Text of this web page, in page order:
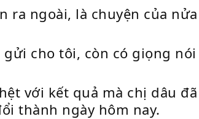
ngoài, là chuyện của
cho tôi, còn có giọng
với kết quả mà chị dâu
thành ngày hôm nay.